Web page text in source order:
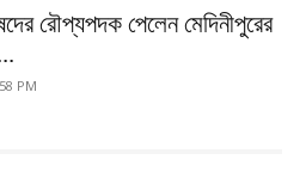
রৌপ্যপদক পেলেন মেদিনীপুরের
PM